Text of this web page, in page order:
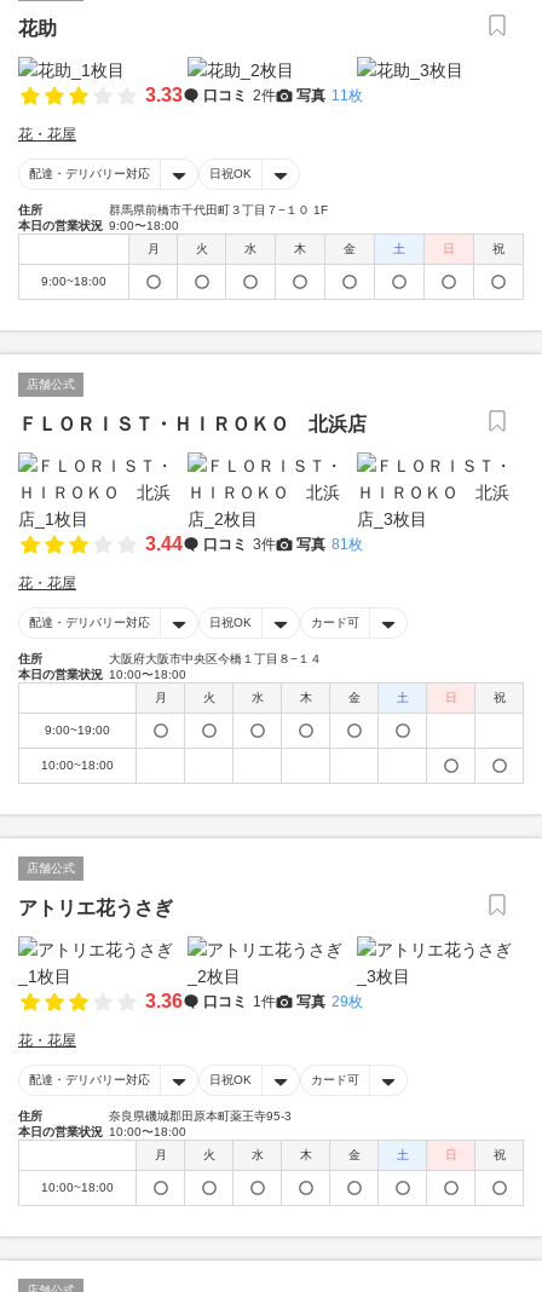
花助
3.33 口コミ 2件 写真 11枚
花・花屋
配達・デリバリー対応 日祝OK
住所
群馬県前橋市千代田町３丁目７−１０ 1F
本日の営業状況 9:00〜18:00
月
火 水 木 金 土 日 祝
9:00~18:00
店舗公式
ＦＬＯＲＩＳＴ・ＨＩＲＯＫＯ 北浜店
3.44 口コミ 3件 写真 81枚
花・花屋
配達・デリバリー対応 日祝OK カード可
住所
大阪府大阪市中央区今橋１丁目８−１４
本日の営業状況 10:00〜18:00
月
火 水 木 金 土 日 祝
9:00~19:00
10:00~18:00
店舗公式
アトリエ花うさぎ
3.36 口コミ 1件 写真 29枚
花・花屋
配達・デリバリー対応 日祝OK カード可
住所
奈良県磯城郡田原本町薬王寺95-3
本日の営業状況 10:00〜18:00
月
火 水 木 金 土 日 祝
10:00~18:00